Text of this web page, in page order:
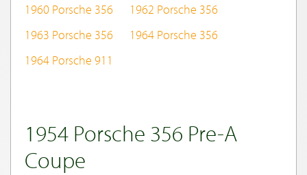
1960 Porsche 356
1962 Porsche 356
1963 Porsche 356
1964 Porsche 356
1964 Porsche 911
1954 Porsche 356 Pre-A
Coupe